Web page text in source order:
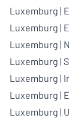
Luxemburg |
Luxemburg |
Luxemburg |
Luxemburg |
Luxemburg |
Luxemburg |
Luxemburg |